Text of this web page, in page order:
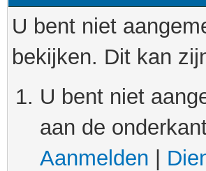
U bent niet
bekijken. Dit kan
U bent niet
aan de
Aanmelden